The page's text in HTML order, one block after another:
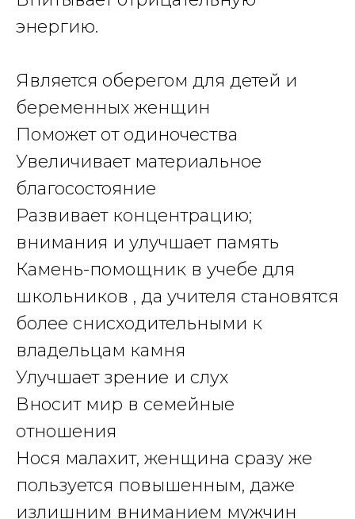
энергию.
Является оберегом для детей и
беременных женщин
Поможет от одиночества
Увеличивает материальное
благосостояние
Развивает концентрацию;
внимания и улучшает память
Камень-помощник в учебе для
школьников , да учителя становятся
более снисходительными к
владельцам камня
Улучшает зрение и слух
Вносит мир в семейные
отношения
Нося малахит, женщина сразу же
пользуется повышенным, даже
излишним вниманием мужчин